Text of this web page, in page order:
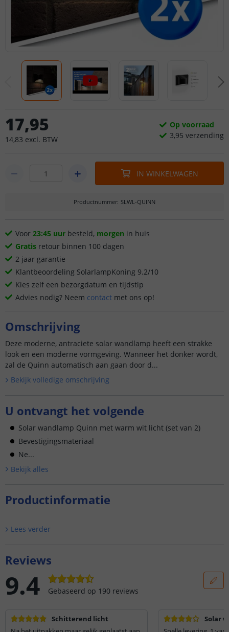
17,95
14,83 excl. BTW
Op voorraad
3,95 verzending
IN WINKELWAGEN
Productnummer: SLWL-QUINN
Voor 23:45 uur besteld, morgen in huis
Gratis retour binnen 100 dagen
2 jaar garantie
Klantbeoordeling SolarlampKoning 9.2/10
Kies zelf een bezorgdatum en tijdstip
Advies nodig? Neem contact met ons op!
Omschrijving
Deze moderne, antraciete solar wandlamp heeft een strakke
look en een moderne vormgeving. Wanneer het donker wordt,
zal de Quinn automatisch aan gaan door d...
Bekijk volledige omschrijving
U ontvangt het volgende
Solar wandlamp Quinn met warm wit licht (set van 2)
Bevestigingsmateriaal
Ne...
Bekijk alles
Productinformatie
Lees verder
Reviews
9.4 Gebaseerd op 190 reviews
Schitterend licht
Solar